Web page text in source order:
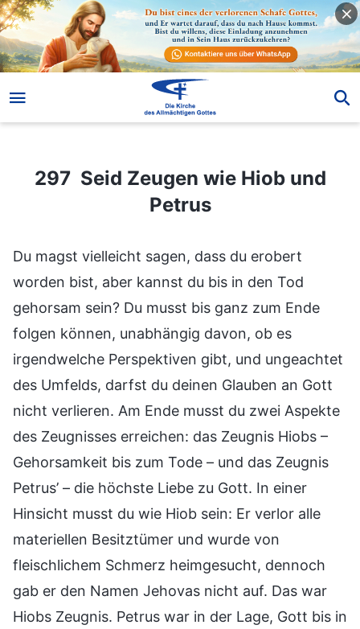
297 Seid Zeugen wie Hiob und Petrus
297 Seid Zeugen wie Hiob und
Petrus
Du magst vielleicht sagen, dass du erobert
worden bist, aber kannst du bis in den Tod
gehorsam sein? Du musst bis ganz zum Ende
folgen können, unabhängig davon, ob es
irgendwelche Perspektiven gibt, und ungeachtet
des Umfelds, darfst du deinen Glauben an Gott
nicht verlieren. Am Ende musst du zwei Aspekte
des Zeugnisses erreichen: das Zeugnis Hiobs –
Gehorsamkeit bis zum Tode – und das Zeugnis
Petrus’ – die höchste Liebe zu Gott. In einer
Hinsicht musst du wie Hiob sein: Er verlor alle
materiellen Besitztümer und wurde von
fleischlichem Schmerz heimgesucht, dennoch
gab er den Namen Jehovas nicht auf. Das war
Hiobs Zeugnis. Petrus war in der Lage, Gott bis in